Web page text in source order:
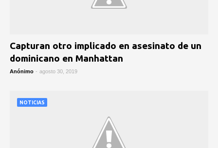
Capturan otro implicado en asesinato de un
dominicano en Manhattan
Anónimo - agosto 30, 2019
NOTICIAS